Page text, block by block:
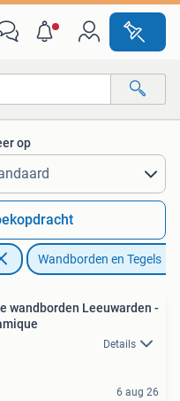
op
Wandborden en Tegels
wandborden Leeuwarden -
Details
6 aug 26